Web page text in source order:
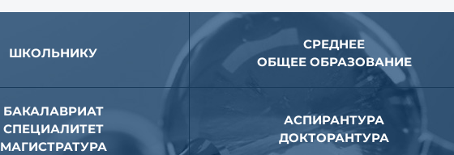
ШКОЛЬНИКУ
СРЕДНЕЕ
ОБЩЕЕ ОБРАЗОВАНИЕ
БАКАЛАВРИАТ
СПЕЦИАЛИТЕТ
МАГИСТРАТУРА
АСПИРАНТУРА
ДОКТОРАНТУРА